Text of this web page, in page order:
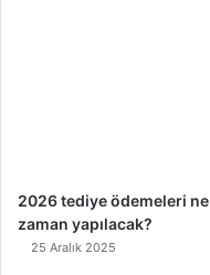
2026 tediye ödemeleri ne
zaman yapılacak?
25 Aralık 2025